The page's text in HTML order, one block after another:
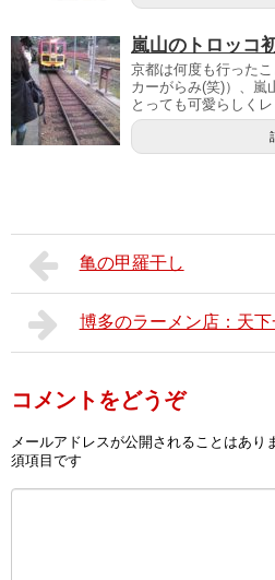
嵐山のトロッコ
京都は何度も行った
カーがらみ(笑)）、嵐
とっても可愛らしく
亀の甲羅干し
博多のラーメン店：天下
コメントをどうぞ
メールアドレスが公開されることはあり
須項目です